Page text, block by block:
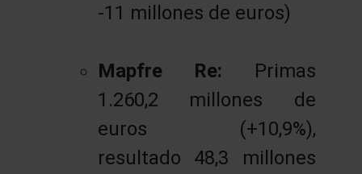
-11 millones de euros)
Mapfre Re: Primas
1.260,2 millones de
euros (+10,9%),
resultado 48,3 millones